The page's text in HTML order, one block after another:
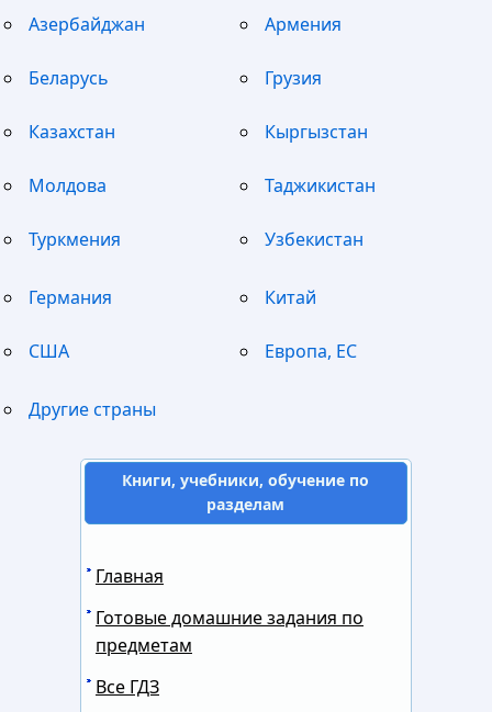
Азербайджан Армения
Беларусь Грузия
Казахстан Кыргызстан
Молдова Таджикистан
Туркмения Узбекистан
Германия Китай
США Европа, ЕС
Другие страны
Книги, учебники, обучение по
разделам
Главная
Готовые домашние задания по
предметам
Все ГДЗ